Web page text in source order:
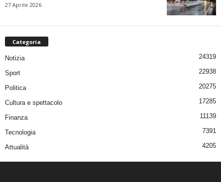
27 Aprile 2026
Categoria
Notizia 24319
Sport 22938
Politica 20275
Cultura e spettacolo 17285
Finanza 11139
Tecnologia 7391
Attualità 4205